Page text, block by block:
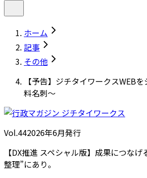
ホーム
記事
その他
【予告】ジチタイワークスWEB
料名刺～
Vol.442026年6月発行
【DX推進 スペシャル版】成果につな
整理”にあり。